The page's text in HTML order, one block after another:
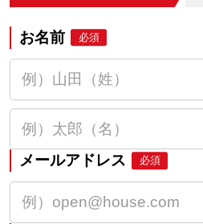
お名前 必須
メールアドレス 必須